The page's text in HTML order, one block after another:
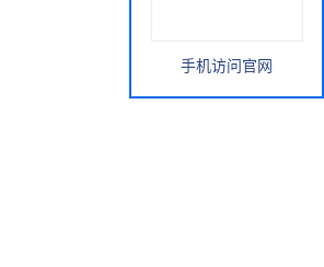
手机访问官网